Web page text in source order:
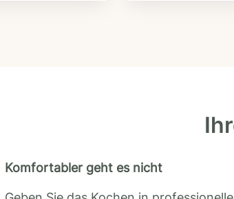
Komfortabler geht es nicht